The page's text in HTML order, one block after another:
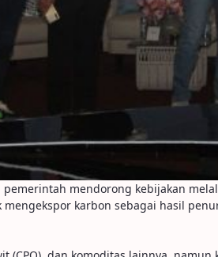
mendorong kebijakan
karbon sebagai hasil